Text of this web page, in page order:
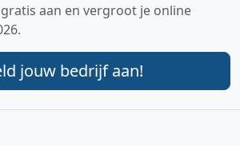
aan en vergroot je online
jouw bedrijf aan!